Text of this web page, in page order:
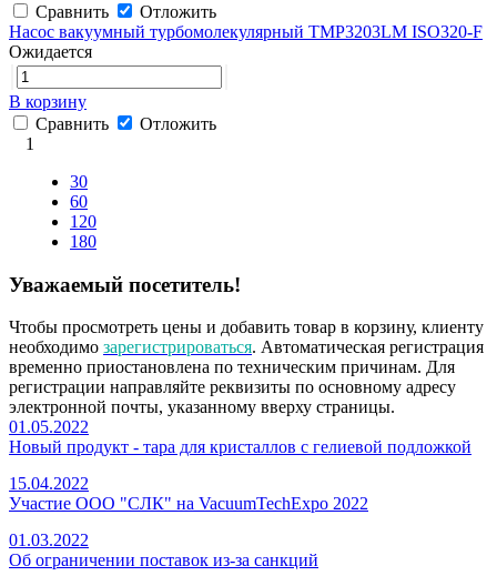
Сравнить
Отложить
Насос вакуумный турбомолекулярный TMP3203LM ISO320-F
Ожидается
В корзину
Сравнить
Отложить
1
30
60
120
180
Уважаемый посетитель!
Чтобы просмотреть цены и добавить товар в корзину, клиенту
необходимо зарегистрироваться. Автоматическая регистрация
временно приостановлена по техническим причинам. Для
регистрации направляйте реквизиты по основному адресу
электронной почты, указанному вверху страницы.
01.05.2022
Новый продукт - тара для кристаллов с гелиевой подложкой
15.04.2022
Участие ООО "СЛК" на VacuumTechExpo 2022
01.03.2022
Об ограничении поставок из-за санкций